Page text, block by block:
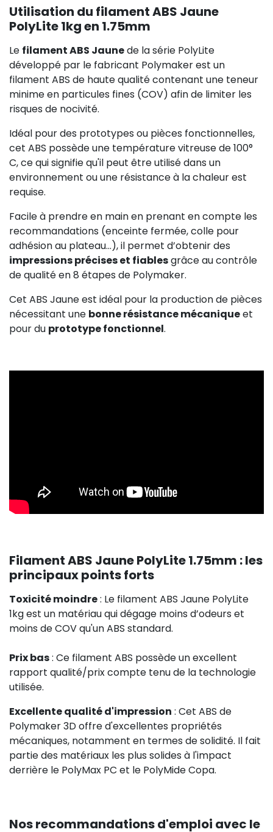
Utilisation du filament ABS Jaune
PolyLite 1kg en 1.75mm
Le filament ABS Jaunede la série PolyLite
développé par le fabricant Polymaker est un
filament ABS de haute qualité contenant une teneur
minime en particules fines (COV) afin de limiter les
risques de nocivité.
Idéal pour des prototypes ou pièces fonctionnelles,
cet ABS possède une température vitreuse de 100°
C, ce qui signifie qu'il peut être utilisé dans un
environnement ou une résistance à la chaleur est
requise.
Facile à prendre en main en prenant en compte les
recommandations (enceinte fermée, colle pour
adhésion au plateau...), il permet d’obtenir des
impressions précises et fiablesgrâce au contrôle
de qualité en 8 étapes de Polymaker.
Cet ABS Jaune est idéal pour la production de pièces
nécessitant une bonne résistance mécaniqueet
pour du prototype fonctionnel.
Filament ABS Jaune PolyLite 1.75mm : les
principaux points forts
Toxicité moindre: Le filament ABS Jaune PolyLite
1kg est un matériau qui dégage moins d’odeurs et
moins de COV qu'un ABS standard.
Prix bas: Ce filament ABS possède un excellent
rapport qualité/prix compte tenu de la technologie
utilisée.
Excellente qualité d'impression : Cet ABS de
Polymaker 3D offre d'excellentes propriétés
mécaniques, notamment en termes de solidité. Il fait
partie des matériaux les plus solides à l'impact
derrière le PolyMax PC et le PolyMide Copa.
Nos recommandations d'emploi avec le